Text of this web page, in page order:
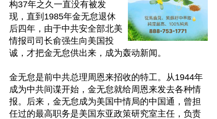
构37年之久一直没有被发
现，直到1985年金无怠退休
后四年，由于中共安全部北美
情报司司长俞强生向美国投
诚，才把金无怠供出来，成为轰动新闻。
金无怠是前中共总理周恩来招收的特工。从1944年
成为中共间谍开始，金无怠就给周恩来发去各种情
报。后来，金无怠成为美国中情局的中国通，曾担
任过的最高职务是美国东亚政策研究室主任，负责